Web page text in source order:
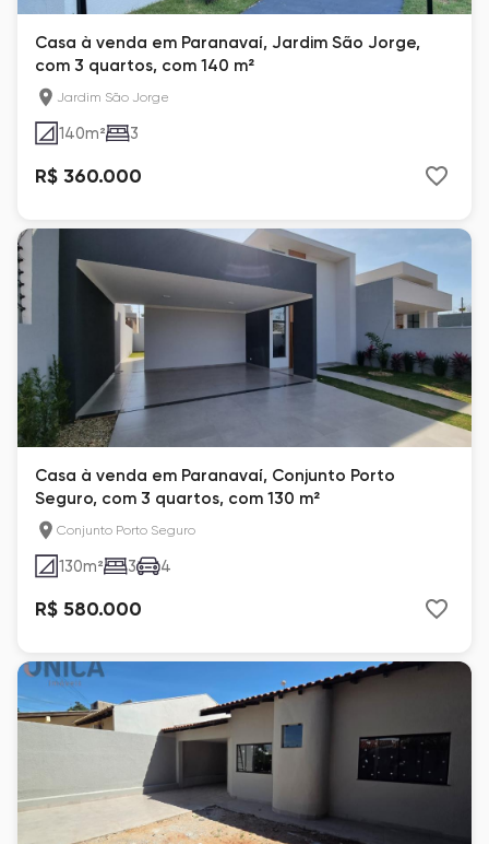
Casa à venda em Paranavaí, Jardim São Jorge,
com 3 quartos, com 140 m²
Jardim São Jorge
140m² 3
R$ 360.000
Casa à venda em Paranavaí, Conjunto Porto
Seguro, com 3 quartos, com 130 m²
Conjunto Porto Seguro
130m² 3 4
R$ 580.000